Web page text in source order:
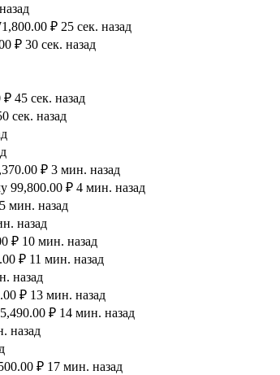
₽ 25 сек. назад
₽ 30 сек. назад
45 сек. назад
сек. назад
₽ 3 мин. назад
99,800.00 ₽ 4 мин. назад
мин. назад
назад
₽ 10 мин. назад
₽ 11 мин. назад
назад
₽ 13 мин. назад
₽ 14 мин. назад
назад
₽ 17 мин. назад